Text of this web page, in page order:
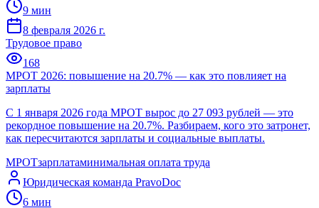
9 мин
8 февраля 2026 г.
Трудовое право
168
МРОТ 2026: повышение на 20.7% — как это повлияет на
зарплаты
С 1 января 2026 года МРОТ вырос до 27 093 рублей — это
рекордное повышение на 20.7%. Разбираем, кого это затронет,
как пересчитаются зарплаты и социальные выплаты.
МРОТзарплатаминимальная оплата труда
Юридическая команда PravoDoc
6 мин